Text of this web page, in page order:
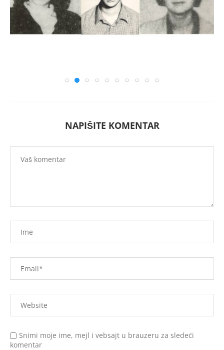
NAPIŠITE KOMENTAR
Snimi moje ime, mejl i vebsajt u brauzeru za sledeći
komentar